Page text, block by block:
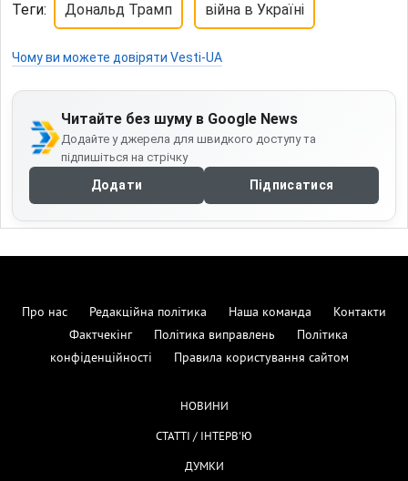
Теги: Дональд Трамп війна в Україні
Чому ви можете довіряти Vesti-UA
Читайте без шуму в Google News
Додайте у джерела для швидкого доступу та
підпишіться на стрічку
Додати Підписатися
Про нас Редакційна політика Наша команда
Контакти
Фактчекінг
Політика виправлень
Політика
конфіденційності
Правила користування сайтом
НОВИНИ
СТАТТІ / ІНТЕРВ'Ю
ДУМКИ